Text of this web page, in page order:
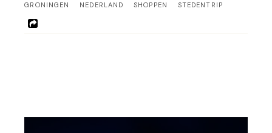
GRONINGEN NEDERLAND SHOPPEN STEDENTRIP